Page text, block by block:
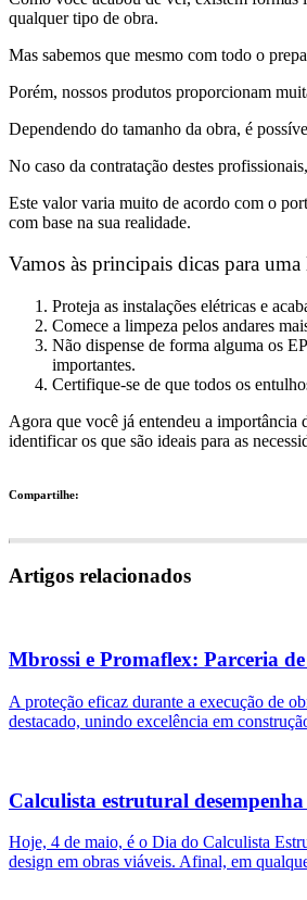
qualquer tipo de obra.
Mas sabemos que mesmo com todo o
Porém, nossos produtos proporcionam
Dependendo do tamanho da obra, é
No caso da contratação destes
Este valor varia muito de acordo com o
com base na sua realidade.
Vamos às principais dicas para
Proteja as instalações elétricas e
Comece a limpeza pelos andares
Não dispense de forma alguma os
importantes.
Certifique-se de que todos os
Agora que você já entendeu a importância
identificar os que são ideais para as
Compartilhe:
Artigos relacionados
Mbrossi e Promaflex: Parceria
A proteção eficaz durante a execução de
destacado, unindo excelência em
Calculista estrutural
Hoje, 4 de maio, é o Dia do Calculista
design em obras viáveis. Afinal, em